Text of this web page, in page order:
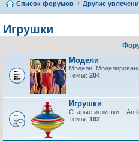
Список форумов Другие
Игрушки
Модели
Модели,
Темы: 204
Игрушки
Старые игрушки ::
Темы: 162